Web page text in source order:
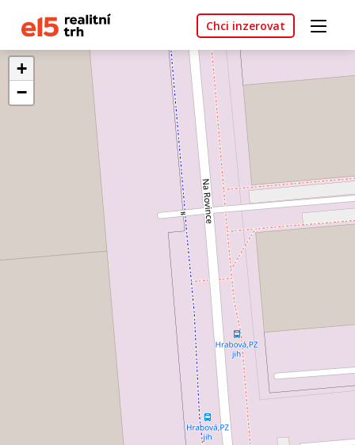
Chci inzerovat
+
−